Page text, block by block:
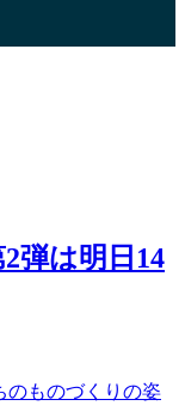
弾は明日14
のものづくりの姿